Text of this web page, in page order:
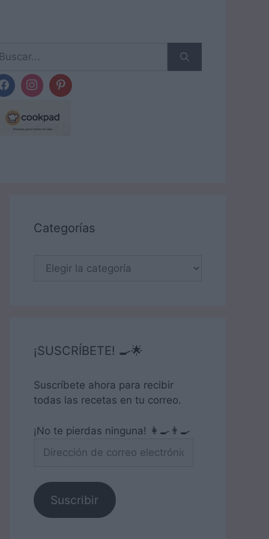
Categorías
Categorías
¡SUSCRÍBETE! 🍳🌟
Suscríbete ahora para recibir
todas las recetas en tu correo.
¡No te pierdas ninguna! 👩‍🍳👨‍🍳
de
electrónico
Suscribir